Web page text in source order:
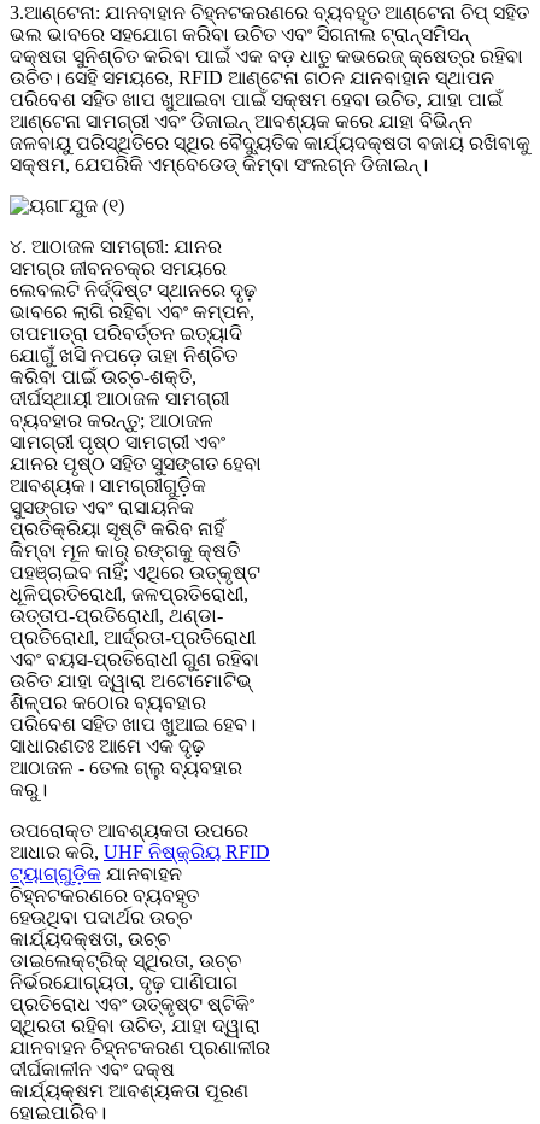
3.ଆଣ୍ଟେନା: ଯାନବାହାନ ଚିହ୍ନଟକରଣରେ ବ୍ୟବହୃତ ଆଣ୍ଟେନା ଚିପ୍ ସହିତ
ଭଲ ଭାବରେ ସହଯୋଗ କରିବା ଉଚିତ ଏବଂ ସିଗନାଲ ଟ୍ରାନ୍ସମିସନ୍
ଦକ୍ଷତା ସୁନିଶ୍ଚିତ କରିବା ପାଇଁ ଏକ ବଡ଼ ଧାତୁ କଭରେଜ୍ କ୍ଷେତ୍ର ରହିବା
ଉଚିତ। ସେହି ସମୟରେ, RFID ଆଣ୍ଟେନା ଗଠନ ଯାନବାହାନ ସ୍ଥାପନ
ପରିବେଶ ସହିତ ଖାପ ଖୁଆଇବା ପାଇଁ ସକ୍ଷମ ହେବା ଉଚିତ, ଯାହା ପାଇଁ
ଆଣ୍ଟେନା ସାମଗ୍ରୀ ଏବଂ ଡିଜାଇନ୍ ଆବଶ୍ୟକ କରେ ଯାହା ବିଭିନ୍ନ
ଜଳବାୟୁ ପରିସ୍ଥିତିରେ ସ୍ଥିର ବୈଦ୍ୟୁତିକ କାର୍ଯ୍ୟଦକ୍ଷତା ବଜାୟ ରଖିବାକୁ
ସକ୍ଷମ, ଯେପରିକି ଏମ୍ବେଡେଡ୍ କିମ୍ବା ସଂଲଗ୍ନ ଡିଜାଇନ୍।
୪. ଆଠାଜଳ ସାମଗ୍ରୀ: ଯାନର
ସମଗ୍ର ଜୀବନଚକ୍ର ସମୟରେ
ଲେବଲଟି ନିର୍ଦ୍ଦିଷ୍ଟ ସ୍ଥାନରେ ଦୃଢ଼
ଭାବରେ ଲାଗି ରହିବା ଏବଂ କମ୍ପନ,
ତାପମାତ୍ରା ପରିବର୍ତ୍ତନ ଇତ୍ୟାଦି
ଯୋଗୁଁ ଖସି ନପଡ଼େ ତାହା ନିଶ୍ଚିତ
କରିବା ପାଇଁ ଉଚ୍ଚ-ଶକ୍ତି,
ଦୀର୍ଘସ୍ଥାୟୀ ଆଠାଜଳ ସାମଗ୍ରୀ
ବ୍ୟବହାର କରନ୍ତୁ; ଆଠାଜଳ
ସାମଗ୍ରୀ ପୃଷ୍ଠ ସାମଗ୍ରୀ ଏବଂ
ଯାନର ପୃଷ୍ଠ ସହିତ ସୁସଙ୍ଗତ ହେବା
ଆବଶ୍ୟକ। ସାମଗ୍ରୀଗୁଡ଼ିକ
ସୁସଙ୍ଗତ ଏବଂ ରାସାୟନିକ
ପ୍ରତିକ୍ରିୟା ସୃଷ୍ଟି କରିବ ନାହିଁ
କିମ୍ବା ମୂଳ କାର୍ ରଙ୍ଗକୁ କ୍ଷତି
ପହଞ୍ଚାଇବ ନାହିଁ; ଏଥିରେ ଉତ୍କୃଷ୍ଟ
ଧୂଳିପ୍ରତିରୋଧୀ, ଜଳପ୍ରତିରୋଧୀ,
ଉତ୍ତାପ-ପ୍ରତିରୋଧୀ, ଥଣ୍ଡା-
ପ୍ରତିରୋଧୀ, ଆର୍ଦ୍ରତା-ପ୍ରତିରୋଧୀ
ଏବଂ ବୟସ-ପ୍ରତିରୋଧୀ ଗୁଣ ରହିବା
ଉଚିତ ଯାହା ଦ୍ୱାରା ଅଟୋମୋଟିଭ୍
ଶିଳ୍ପର କଠୋର ବ୍ୟବହାର
ପରିବେଶ ସହିତ ଖାପ ଖୁଆଇ ହେବ।
ସାଧାରଣତଃ ଆମେ ଏକ ଦୃଢ଼
ଆଠାଜଳ - ତେଲ ଗ୍ଲୁ ବ୍ୟବହାର
କରୁ।
ଉପରୋକ୍ତ ଆବଶ୍ୟକତା ଉପରେ
ଆଧାର କରି, UHF ନିଷ୍କ୍ରିୟ RFID
ଟ୍ୟାଗ୍‌ଗୁଡ଼ିକ ଯାନବାହନ
ଚିହ୍ନଟକରଣରେ ବ୍ୟବହୃତ
ହେଉଥିବା ପଦାର୍ଥର ଉଚ୍ଚ
କାର୍ଯ୍ୟଦକ୍ଷତା, ଉଚ୍ଚ
ଡାଇଲେକ୍ଟ୍ରିକ୍ ସ୍ଥିରତା, ଉଚ୍ଚ
ନିର୍ଭରଯୋଗ୍ୟତା, ଦୃଢ଼ ପାଣିପାଗ
ପ୍ରତିରୋଧ ଏବଂ ଉତ୍କୃଷ୍ଟ ଷ୍ଟିକିଂ
ସ୍ଥିରତା ରହିବା ଉଚିତ, ଯାହା ଦ୍ୱାରା
ଯାନବାହନ ଚିହ୍ନଟକରଣ ପ୍ରଣାଳୀର
ଦୀର୍ଘକାଳୀନ ଏବଂ ଦକ୍ଷ
କାର୍ଯ୍ୟକ୍ଷମ ଆବଶ୍ୟକତା ପୂରଣ
ହୋଇପାରିବ।